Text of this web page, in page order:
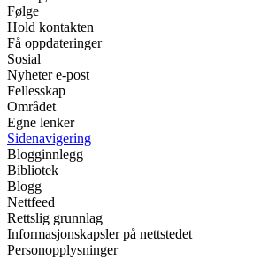
Følge
Hold kontakten
Få oppdateringer
Sosial
Nyheter e-post
Fellesskap
Området
Egne lenker
Sidenavigering
Blogginnlegg
Bibliotek
Blogg
Nettfeed
Rettslig grunnlag
Informasjonskapsler på nettstedet
Personopplysninger